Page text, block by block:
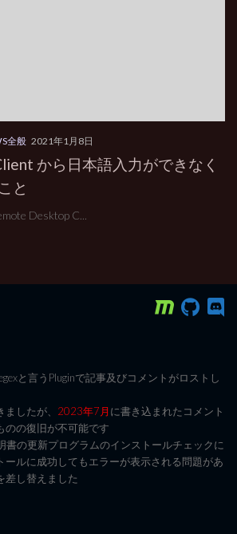
全般 2021年1月8日
から日本語入力ができなく
と
Desktop C...
と言うPluginで記事及びコメントがロストし
したが、 2023年7月に書き込まれたコメント
のの復旧が不可能です
の更新プログラムのインストールチェックに
ールに成功してもエラーが表示される問題があ
差し替えました